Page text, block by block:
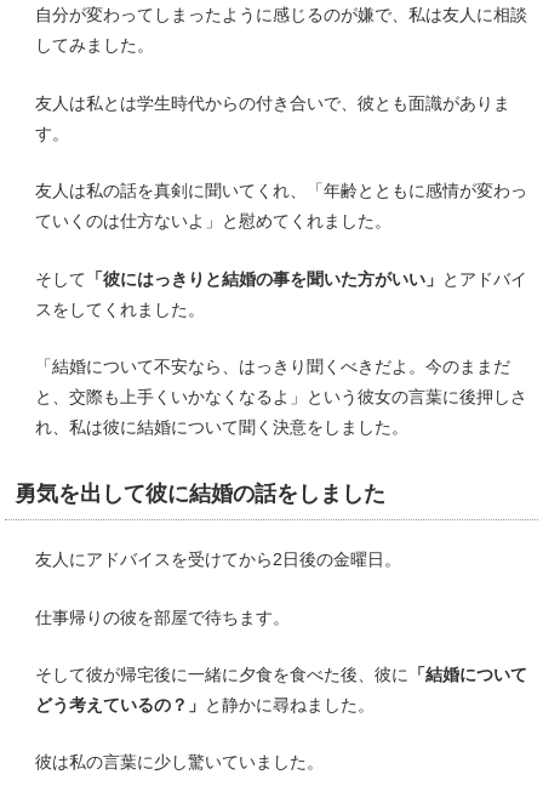
自分が変わってしまったように感じるのが嫌で、私は友人に相談
してみました。
友人は私とは学生時代からの付き合いで、彼とも面識がありま
す。
友人は私の話を真剣に聞いてくれ、「年齢とともに感情が変わっ
ていくのは仕方ないよ」と慰めてくれました。
そして 「彼にはっきりと結婚の事を聞いた方がいい」 とアドバイ
スをしてくれました。
「結婚について不安なら、はっきり聞くべきだよ。今のままだ
と、交際も上手くいかなくなるよ」という彼女の言葉に後押しさ
れ、私は彼に結婚について聞く決意をしました。
勇気を出して彼に結婚の話をしました
友人にアドバイスを受けてから2日後の金曜日。
仕事帰りの彼を部屋で待ちます。
そして彼が帰宅後に一緒に夕食を食べた後、彼に
「結婚について
どう考えているの？」 と静かに尋ねました。
彼は私の言葉に少し驚いていました。